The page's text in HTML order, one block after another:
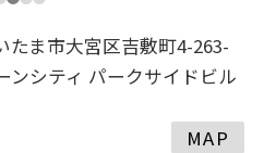
たま市大宮区吉敷町4-263-
シティ パークサイドビル
MAP